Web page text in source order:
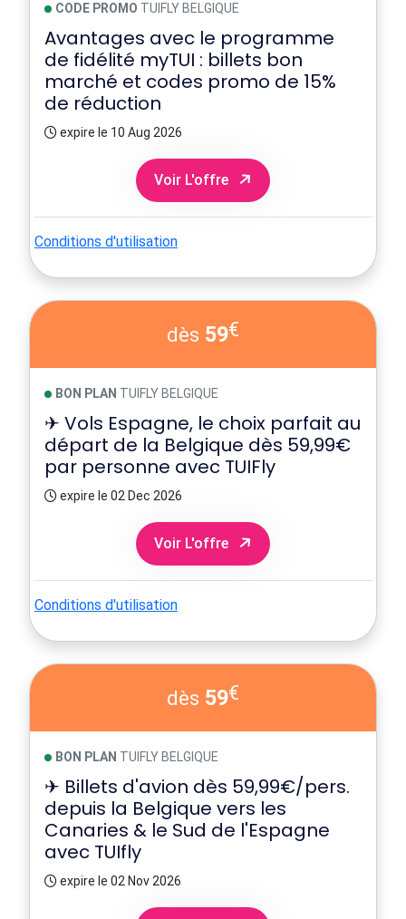
CODE PROMO TUIFLY BELGIQUE
Avantages avec le programme
de fidélité myTUI : billets bon
marché et codes promo de 15%
de réduction
expire le 10 Aug 2026
Voir L'offre
Conditions d'utilisation
dès 59€
BON PLAN TUIFLY BELGIQUE
✈ Vols Espagne, le choix parfait au
départ de la Belgique dès 59,99€
par personne avec TUIFly
expire le 02 Dec 2026
Voir L'offre
Conditions d'utilisation
dès 59€
BON PLAN TUIFLY BELGIQUE
✈ Billets d'avion dès 59,99€/pers.
depuis la Belgique vers les
Canaries & le Sud de l'Espagne
avec TUIfly
expire le 02 Nov 2026